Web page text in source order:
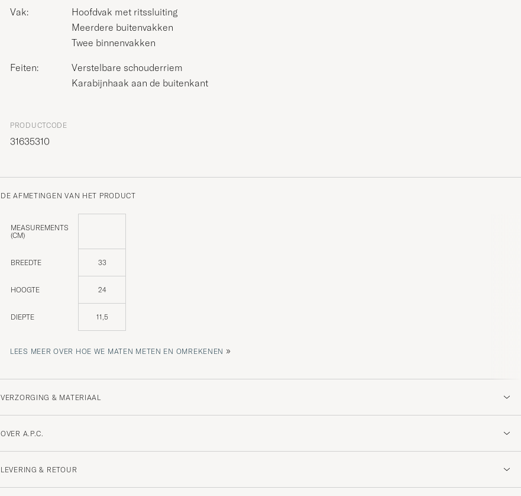
Vak:
Hoofdvak met ritssluiting
Meerdere buitenvakken
Twee binnenvakken
Feiten:
Verstelbare schouderriem
Karabijnhaak aan de buitenkant
PRODUCTCODE
31635310
DE AFMETINGEN VAN HET PRODUCT
MEASUREMENTS
(CM)
BREEDTE 33
HOOGTE 24
DIEPTE 11,5
LEES MEER OVER HOE WE MATEN METEN EN OMREKENEN »
VERZORGING & MATERIAAL
OVER A.P.C.
LEVERING & RETOUR